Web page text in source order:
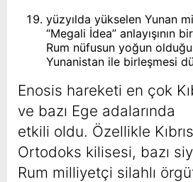
yüzyılda yükselen Yunan
“Megali İdea” anlayışının
Rum nüfusun yoğun
Yunanistan ile birleşmesi
Enosis hareketi en çok
ve bazı Ege adalarında
etkili oldu. Özellikle
Ortodoks kilisesi, bazı
Rum milliyetçi silahlı